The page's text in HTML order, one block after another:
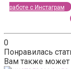
работе с Инстаграм
0
Понравилась
Вам также может